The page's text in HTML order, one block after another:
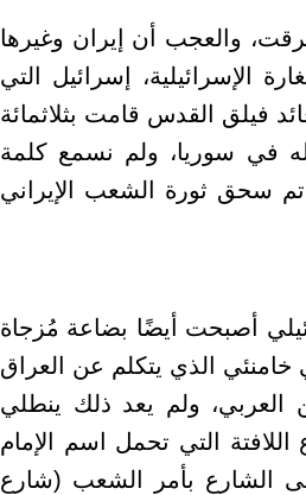
والعجب أن إيران وغيرها
الإسرائيلية، إسرائيل التي
فيلق القدس قامت بثلاثمائة
في سوريا، ولم نسمع كلمة
تم سحق ثورة الشعب الإيراني
أصبحت أيضًا بضاعة مُزجاة
الذي يتكلم عن العراق
العربي، ولم يعد ذلك ينطلي
التي تحمل اسم الإمام
الشارع بأمر الشعب (شارع